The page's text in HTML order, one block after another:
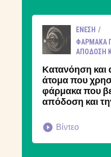
ΈΝΕΣΗ
ΦΆΡΜΑΚΑ
ΑΠΌΔΟΣΗ
Κατανόηση και
άτομα που
φάρμακα που
απόδοση και
Βίντεο